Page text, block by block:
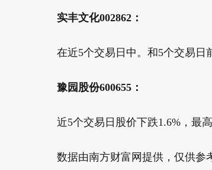
实丰文化002862：
在近5个交易日中。和5个交易日
豫园股份600655：
近5个交易日股价下跌1.6%，最高
数据由南方财富网提供，仅供参考